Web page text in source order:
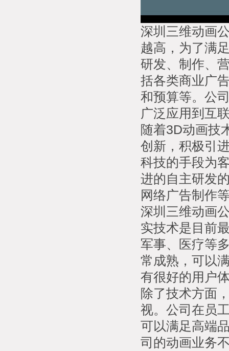
深圳三维动画
越高，为了满
研发、制作、
括各类商业广
和预算等。公
广泛应用到互
随着3D动画技
创新，积极引
科技的手段为
进的自主研发
网络广告制作
深圳三维动画
实技术是目前
军事、医疗等
常成熟，可以
有很好的用户
除了技术方面
视。公司在员
可以满足高端
司的动画业务